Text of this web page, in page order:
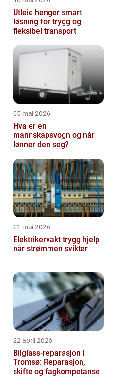
Utleie henger smart
løsning for trygg og
fleksibel transport
05 mai 2026
Hva er en
mannskapsvogn og når
lønner den seg?
01 mai 2026
Elektrikervakt trygg hjelp
når strømmen svikter
22 april 2026
Bilglass-reparasjon i
Tromsø: Reparasjon,
skifte og fagkompetanse